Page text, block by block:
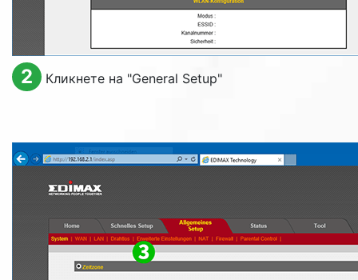
2 Кликнете на "General Setup"